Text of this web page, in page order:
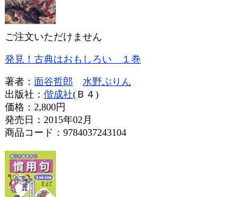
ご注文いただけません
発見！古典はおもしろい １巻
著者： 面谷哲郎
水野ぷりん
出版社： 偕成社(Ｂ４)
価格： 2,800円
発売日：2015年02月
商品コード：9784037243104